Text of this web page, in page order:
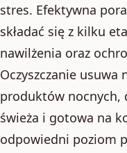
stres. Efektywna
składać się z kilku
nawilżenia oraz
Oczyszczanie
produktów nocnych,
świeża i gotowa na
odpowiedni poziom